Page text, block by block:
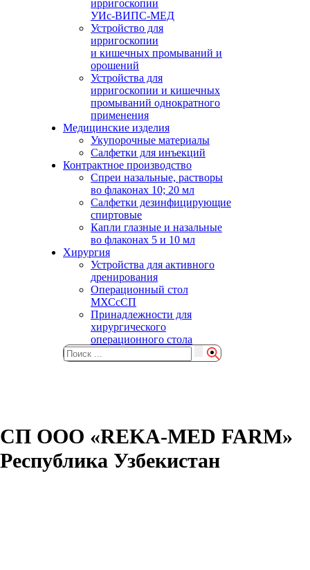
ирригоскопии
УИс-ВИПС-МЕД
Устройство для
ирригоскопии
и кишечных промываний и
орошений
Устройства для
ирригоскопии и кишечных
промываний однократного
применения
Медицинские изделия
Укупорочные материалы
Салфетки для инъекций
Контрактное производство
Спреи назальные, растворы
во флаконах 10; 20 мл
Салфетки дезинфицирующие
спиртовые
Капли глазные и назальные
во флаконах 5 и 10 мл
Хирургия
Устройства для активного
дренирования
Операционный стол
МХСсСП
Принадлежности для
хирургического
операционного стола
СП ООО «REKA-MED FARM»
Республика Узбекистан